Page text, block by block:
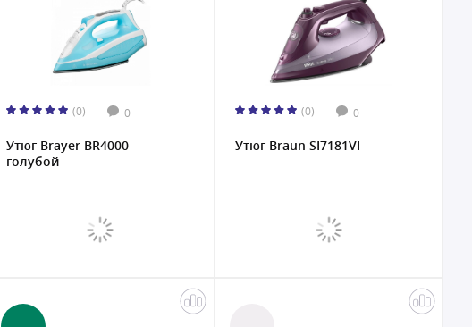
(0) 0
Утюг Brayer BR4000
голубой
(0) 0
Утюг Braun SI7181VI